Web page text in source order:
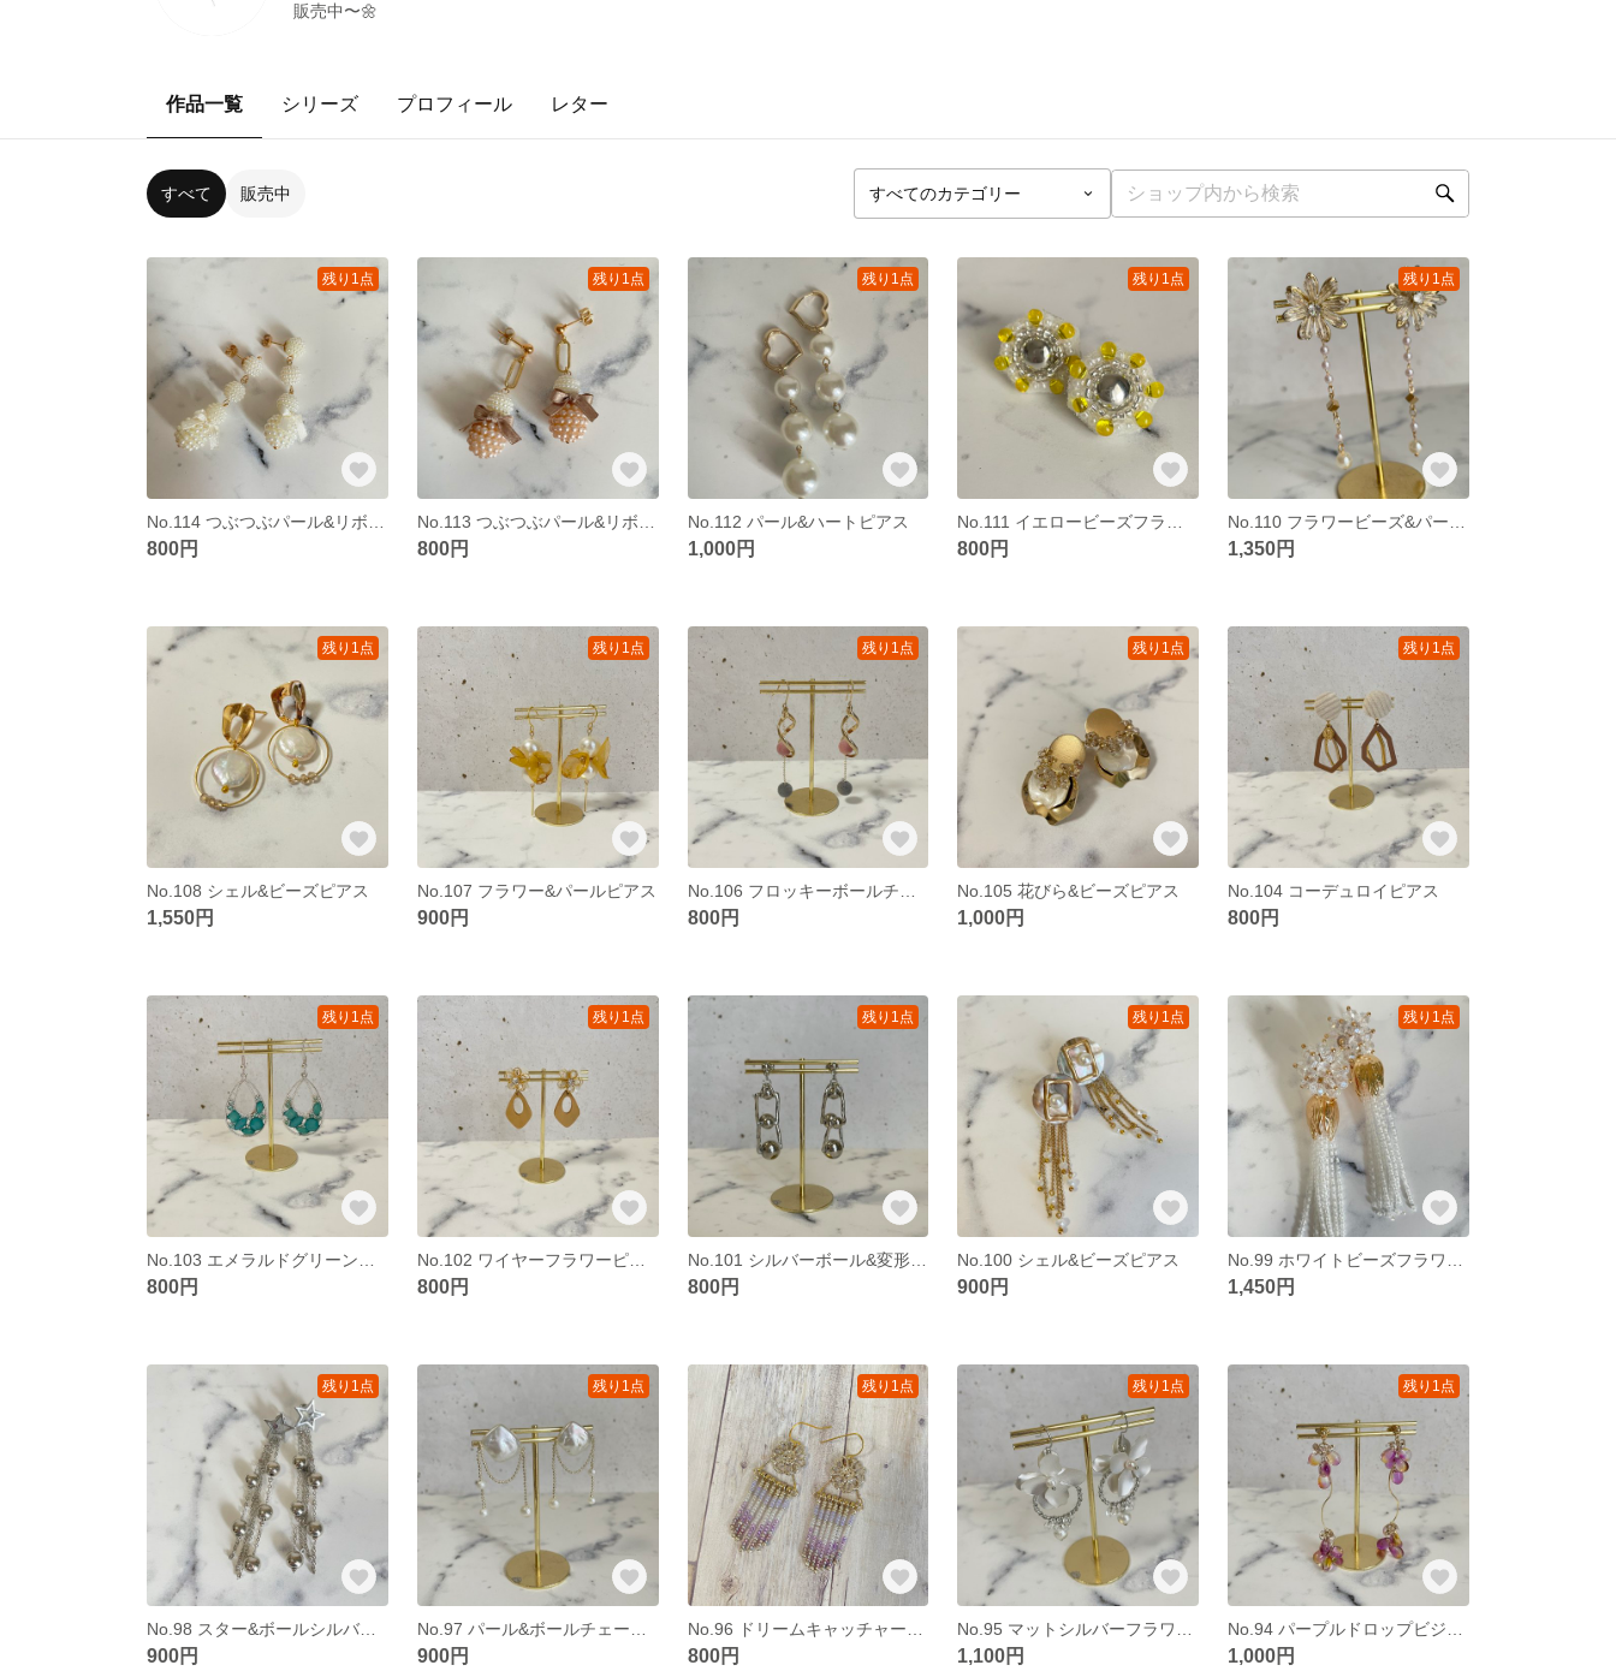
販売中〜🌼
作品一覧 シリーズ プロフィール レター
すべて 販売中
残り1点
800円
残り1点
800円
残り1点
No.112 パール&ハートピアス
1,000円
残り1点
800円
残り1点
1,350円
残り1点
No.108 シェル&ビーズピアス
1,550円
残り1点
No.107 フラワー&パールピアス
900円
残り1点
800円
残り1点
No.105 花びら&ビーズピアス
1,000円
残り1点
No.104 コーデュロイピアス
800円
残り1点
800円
残り1点
No.102 ワイヤーフラワーピアス
800円
残り1点
No.101 シルバーボール&変形ピアス
800円
残り1点
No.100 シェル&ビーズピアス
900円
残り1点
1,450円
残り1点
No.98 スター&ボールシルバーピアス
900円
残り1点
900円
残り1点
800円
残り1点
1,100円
残り1点
1,000円